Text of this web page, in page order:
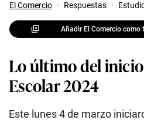
El Comercio · Respuestas ·
Añadir El Comercio como
Lo último del
Escolar 2024
Este lunes 4 de marzo